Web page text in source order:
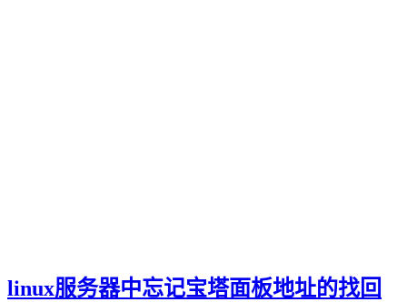
linux服务器中忘记宝塔面板地址的找回